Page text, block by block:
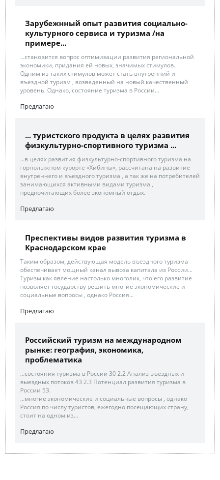
Зарубежнный опыт развития социально-
культурного сервиса и туризма /на
примере...
...становится вопрос оптимизации развития региональной
экономики, придания ей новых, значимых стимулов.
Одним из таких стимулов может стать внутренний и
въездной туризм , возведенный на новый качественный
уровень. Однако, состояние туризма в России...
Предлагаю
... туристского продукта в целях развития
физкультурно-спортивного туризма ...
...в целях развития физкультурно-спортивного туризма на
горнолыжном курорте «Хибины», рассчитана на развитие
внутреннего и въездного туризма , а так же на потребителей
занимающихся активными видами туризма ,
предпочитающих более экономный отдых.
Предлагаю
Преспективы видов развития туризма в
Краснодарском крае
Таким образом, действующая модель въездного туризма
обеспечивает мощный канал вывоза капитала из России...
Туризм как явление настолько многолик, что его развитие
позволяет государству решить многие экономические и
социальные вопросы , однако Россия...
Предлагаю
Российский туризм на международном
рынке: география, экономика,
проблематика
...состояния туризма в России 30 2.2 Анализ въездных и
выездных потоков 43 2.3 Потенциал развития туризма в
России 53.
...многие экономические и социальные вопросы , однако
Россия по числу туристов, ежегодно посещающих страну,
стоит на одном из...
Предлагаю